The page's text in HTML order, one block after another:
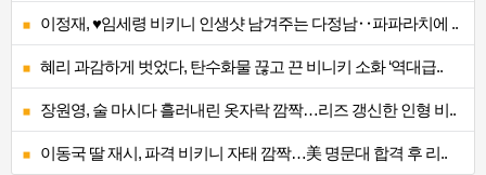
이정재, ♥임세령 비키니 인생샷 남겨주는 다정남‥파파라치에 ..
혜리 과감하게 벗었다, 탄수화물 끊고 끈 비니키 소화 ‘역대급..
장원영, 술 마시다 흘러내린 옷자락 깜짝…리즈 갱신한 인형 비..
이동국 딸 재시, 파격 비키니 자태 깜짝…美 명문대 합격 후 리..